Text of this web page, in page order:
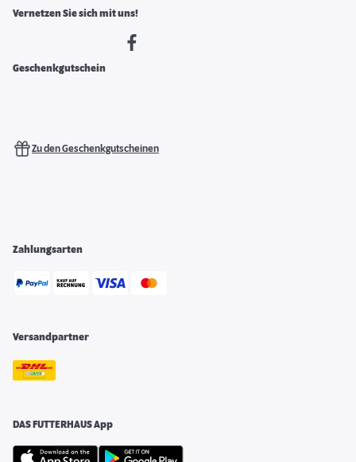
Vernetzen Sie sich mit uns!
Geschenkgutschein
Zu den Geschenkgutscheinen
Zahlungsarten
Versandpartner
DAS FUTTERHAUS App